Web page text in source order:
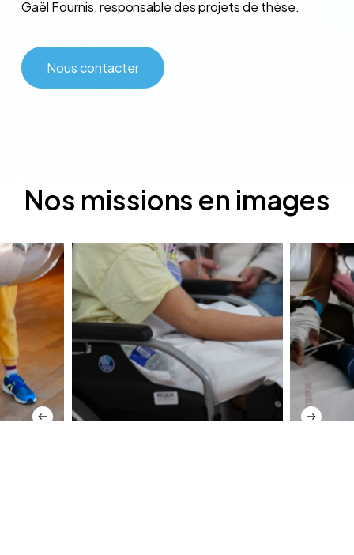
Gaël Fournis, responsable des projets de thèse.
Nous contacter
Nos missions en images